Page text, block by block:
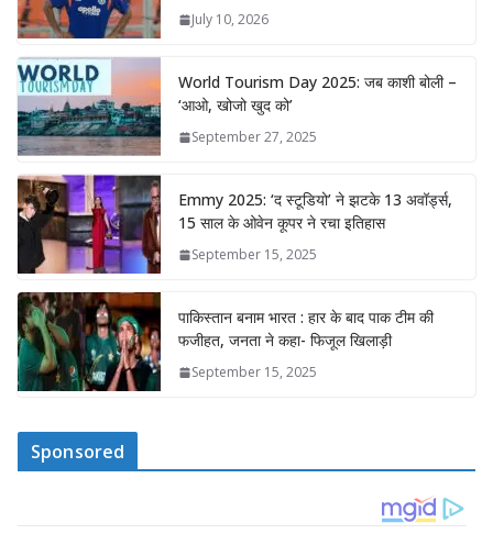
July 10, 2026
World Tourism Day 2025: जब काशी बोली –
‘आओ, खोजो खुद को’
September 27, 2025
Emmy 2025: ‘द स्टूडियो’ ने झटके 13 अवॉर्ड्स,
15 साल के ओवेन कूपर ने रचा इतिहास
September 15, 2025
पाकिस्तान बनाम भारत : हार के बाद पाक टीम की
फजीहत, जनता ने कहा- फिजूल खिलाड़ी
September 15, 2025
Sponsored